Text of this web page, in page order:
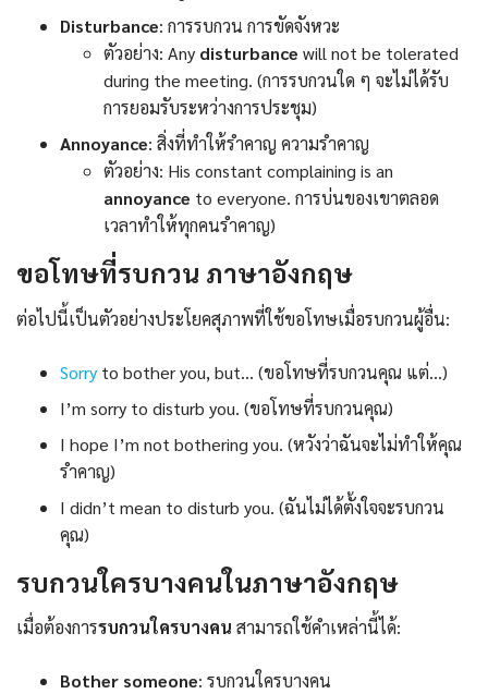
Disturbance: การรบกวน การขัดจังหวะ
ตัวอย่าง: Any disturbance will not be tolerated
during the meeting. (การรบกวนใด ๆ จะไม่ได้รับ
การยอมรับระหว่างการประชุม)
Annoyance: สิ่งที่ทำให้รำคาญ ความรำคาญ
ตัวอย่าง: His constant complaining is an
annoyance to everyone. การบ่นของเขาตลอด
เวลาทำให้ทุกคนรำคาญ)
ขอโทษที่รบกวน ภาษาอังกฤษ
ต่อไปนี้เป็นตัวอย่างประโยคสุภาพที่ใช้ขอโทษเมื่อรบกวนผู้อื่น:
Sorry to bother you, but… (ขอโทษที่รบกวนคุณ แต่…)
I’m sorry to disturb you. (ขอโทษที่รบกวนคุณ)
I hope I’m not bothering you. (หวังว่าฉันจะไม่ทำให้คุณ
รำคาญ)
I didn’t mean to disturb you. (ฉันไม่ได้ตั้งใจจะรบกวน
คุณ)
รบกวนใครบางคนในภาษาอังกฤษ
เมื่อต้องการรบกวนใครบางคน สามารถใช้คำเหล่านี้ได้:
Bother someone: รบกวนใครบางคน